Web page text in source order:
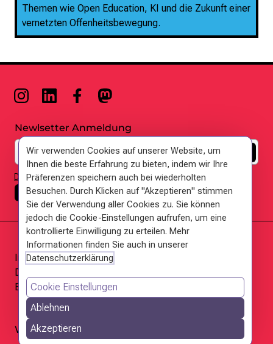
Themen wie Open Education, KI und die Zukunft einer
vernetzten Offenheitsbewegung.
Footer
Newlsetter Anmeldung
E-Mail: *
DSGVO Hinweis
Cookie Settings
Impressum
Datenschutzerklärung
English
Wir befreien Wissen
Wir verwenden Cookies auf unserer Website, um
Ihnen die beste Erfahrung zu bieten, indem wir Ihre
Präferenzen speichern auch bei wiederholten
Besuchen. Durch Klicken auf "Akzeptieren" stimmen
Sie der Verwendung aller Cookies zu. Sie können
jedoch die Cookie-Einstellungen aufrufen, um eine
kontrollierte Einwilligung zu erteilen. Mehr
Informationen finden Sie auch in unserer
Datenschutzerklärung
Cookie Einstellungen
Ablehnen
Akzeptieren